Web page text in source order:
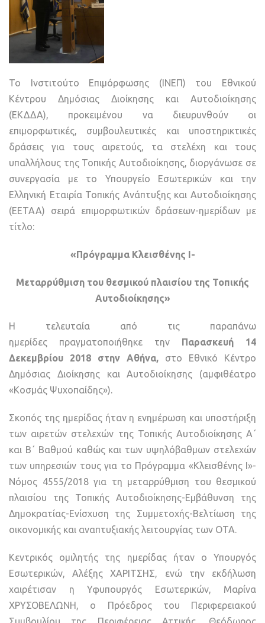
Το Ινστιτούτο Επιμόρφωσης (ΙΝΕΠ) του Εθνικού
Κέντρου Δημόσιας Διοίκησης και Αυτοδιοίκησης
(ΕΚΔΔΑ), προκειμένου να διευρυνθούν οι
επιμορφωτικές, συμβουλευτικές και υποστηρικτικές
δράσεις για τους αιρετούς, τα στελέχη και τους
υπαλλήλους της Τοπικής Αυτοδιοίκησης, διοργάνωσε σε
συνεργασία με το Υπουργείο Εσωτερικών και την
Ελληνική Εταιρία Τοπικής Ανάπτυξης και Αυτοδιοίκησης
(ΕΕΤΑΑ) σειρά επιμορφωτικών δράσεων-ημερίδων με
τίτλο:
«Πρόγραμμα Κλεισθένης Ι-
Μεταρρύθμιση του θεσμικού πλαισίου της Τοπικής
Αυτοδιοίκησης»
Η τελευταία από τις παραπάνω
ημερίδες πραγματοποιήθηκε την Παρασκευή 14
Δεκεμβρίου 2018 στην Αθήνα, στο Εθνικό Κέντρο
Δημόσιας Διοίκησης και Αυτοδιοίκησης (αμφιθέατρο
«Κοσμάς Ψυχοπαίδης»).
Σκοπός της ημερίδας ήταν η ενημέρωση και υποστήριξη
των αιρετών στελεχών της Τοπικής Αυτοδιοίκησης Α΄
και Β΄ Βαθμού καθώς και των υψηλόβαθμων στελεχών
των υπηρεσιών τους για το Πρόγραμμα «Κλεισθένης Ι»-
Νόμος 4555/2018 για τη μεταρρύθμιση του θεσμικού
πλαισίου της Τοπικής Αυτοδιοίκησης-Εμβάθυνση της
Δημοκρατίας-Ενίσχυση της Συμμετοχής-Βελτίωση της
οικονομικής και αναπτυξιακής λειτουργίας των ΟΤΑ.
Κεντρικός ομιλητής της ημερίδας ήταν ο Υπουργός
Εσωτερικών, Αλέξης ΧΑΡΙΤΣΗΣ, ενώ την εκδήλωση
χαιρέτισαν η Υφυπουργός Εσωτερικών, Μαρίνα
ΧΡΥΣΟΒΕΛΩΝΗ, ο Πρόεδρος του Περιφερειακού